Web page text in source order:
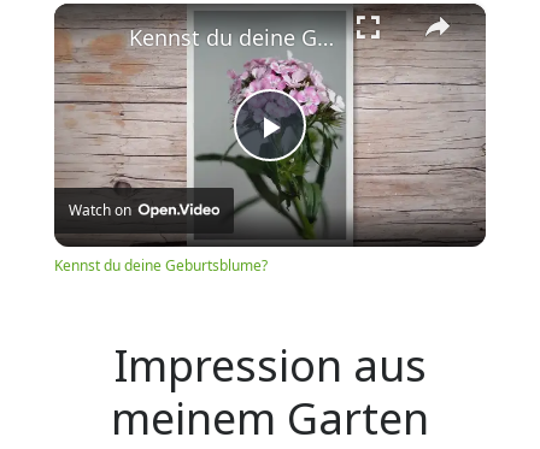
Fullscreen ×
Play
Video
Kennst du deine Geburtsblume?
Watch on
Kennst du deine Geburtsblume?
Impression aus
meinem Garten